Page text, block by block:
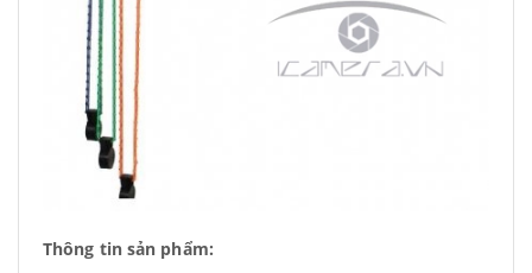
Thông tin sản phẩm: